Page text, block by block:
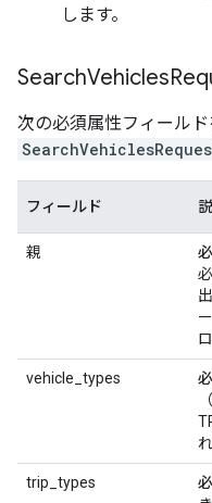
します。
SearchVehicles
次の必須属性フィール
フィールド
親
vehicle_types
trip_types